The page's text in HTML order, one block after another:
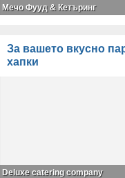
Мечо Фууд & Кетъринг
За вашето вкусно
хапки
Deluxe catering company